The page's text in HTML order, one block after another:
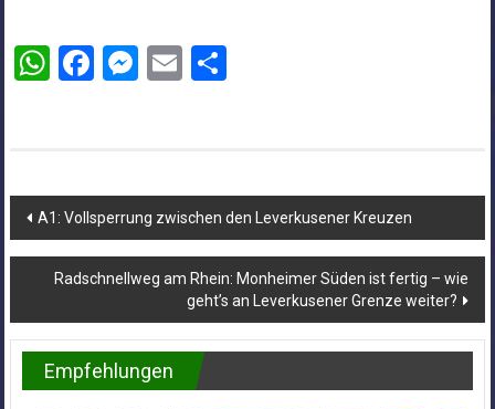
WhatsApp
Facebook
Messenger
EmailTeilen
Beitragsnavigation
A1: Vollsperrung zwischen den Leverkusener Kreuzen
Radschnellweg am Rhein: Monheimer Süden ist fertig – wie
geht’s an Leverkusener Grenze weiter?
Empfehlungen